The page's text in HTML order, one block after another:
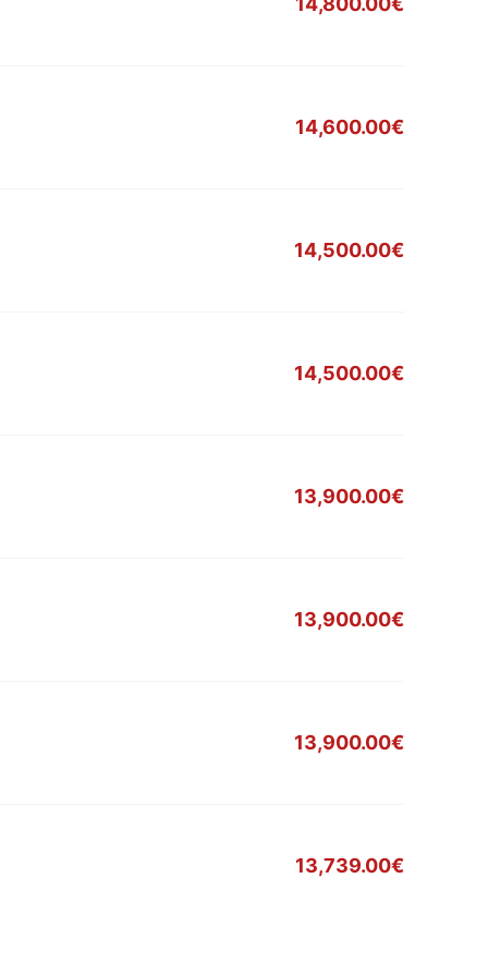
14,600.00€
14,500.00€
14,500.00€
13,900.00€
13,900.00€
13,900.00€
13,739.00€